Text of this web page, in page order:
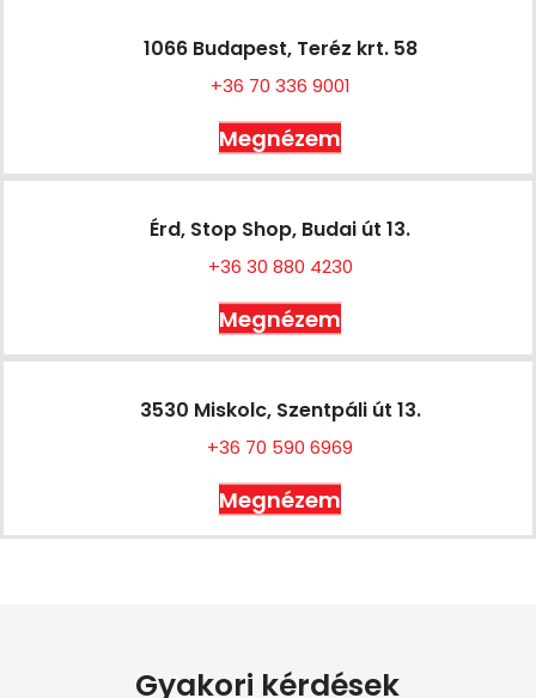
1066 Budapest, Teréz krt. 58
+36 70 336 9001
Megnézem
Érd, Stop Shop, Budai út 13.
+36 30 880 4230
Megnézem
3530 Miskolc, Szentpáli út 13.
+36 70 590 6969
Megnézem
Gyakori kérdések